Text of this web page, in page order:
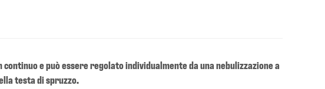
e può essere regolato individualmente da una nebulizzazione a
testa di spruzzo.